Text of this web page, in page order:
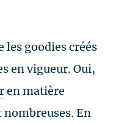
les goodies créés
en vigueur. Oui,
en matière
En